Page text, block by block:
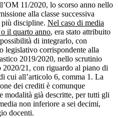
11/2020, lo scorso anno nello
alla classe successiva
discipline. Nel caso di media
il quarto anno, era stato attribuito
di integrarlo, con
legislativo corrispondente alla
2019/2020, nello scrutinio
2020/21, con riguardo al piano di
cui all’articolo 6, comma 1. La
dei crediti è comunque
modalità già descritte, per tutti gli
non inferiore a sei decimi,
docenti.